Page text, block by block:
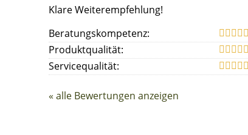
Klare Weiterempfehlung!
Beratungskompetenz:
Produktqualität:
Servicequalität:
« alle Bewertungen anzeigen